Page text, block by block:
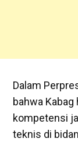
Dalam
bahwa
kompetensi
teknis di